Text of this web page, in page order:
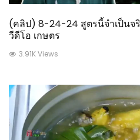
(คลิป) 8-24-24 สูตรนี้จำเป็นจ
วีดีโอ เกษตร
3.91K Views